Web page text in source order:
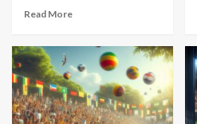
Read More